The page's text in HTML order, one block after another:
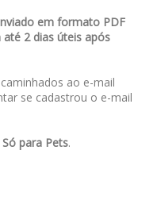
em formato PDF
2 dias úteis após
ao e-mail
se cadastrou o e-mail
para Pets.